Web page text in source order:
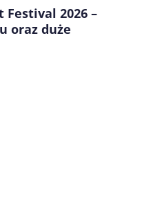
Festival 2026 –
oraz duże